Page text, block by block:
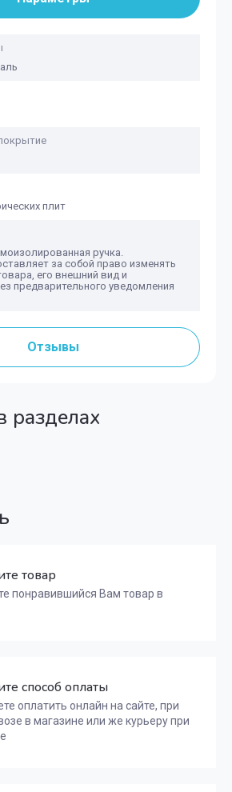
плит
ручка.
за собой право изменять
его внешний вид и
предварительного уведомления
Отзывы
разделах
товар
понравившийся Вам товар в
способ оплаты
оплатить онлайн на сайте, при
в магазине или же курьеру при